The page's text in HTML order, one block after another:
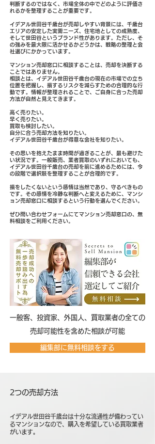
判断するのではなく、市場全体の中でどのように評価さ
れるかを整理することが重要です。
イデアル世田谷千歳台が売却しやすい背景には、千歳台
エリアの安定した実需ニーズ、住宅地としての成熟度、
そして世田谷というブランド性があります。ただし、そ
の強みを最大限に活かせるかどうかは、戦略の整理と会
社選びにかかっています。
マンション売却窓口に相談することは、売却を決断する
ことではありません。
相談とは、イデアル世田谷千歳台の現在の市場での立ち
位置を把握し、損するリスクを減らすための合理的な行
動です。情報が整理されることで、ご自身に合った売却
方法が自然と見えてきます。
高く売りたい。
早く売りたい。
買取も検討したい。
自分に合う売却方法を知りたい。
イデアル世田谷千歳台が得意な会社を知りたい。
その思いを抱えたまま時間が過ぎることが、最も避けた
い状況です。一般販売、業者買取のいずれにおいても、
イデアル世田谷千歳台の売却を前に進めるためには、今
の段階で選択肢を整理することが合理的です。
損をしたくないという感情は当然であり、守るべきもの
です。その感情を冷静な判断へと変えるために、マンシ
ョン売却窓口に相談するという行動を選んでください。
ぜひ問い合わせフォームにてマンション売却窓口の、無
料相談をご利用ください。
​一般客、投資家、外国人、買取業者の全ての
売却可能性を含めた相談が可能
編集部に無料相談をする
2つの売却方法
イデアル世田谷千歳台は十分な流通性が備わってい
るマンションなので、購入を希望している買取業者
がいます。